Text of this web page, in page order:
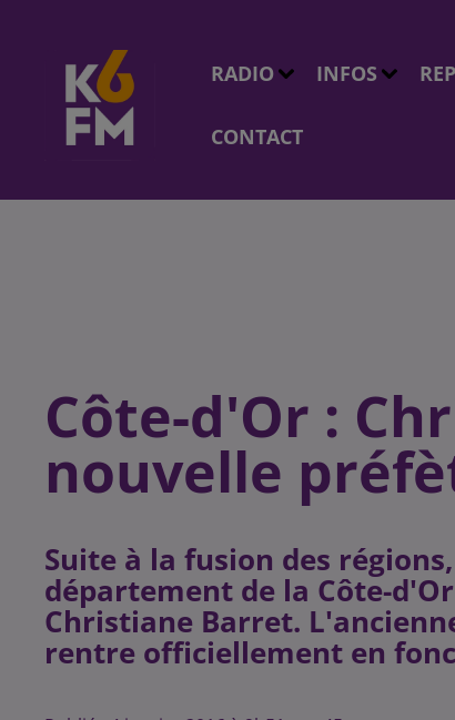
RADIO INFOS
CONTACT
Côte-d'Or :
nouvelle
Suite à la fusion des
département de la Côte-
Christiane Barret.